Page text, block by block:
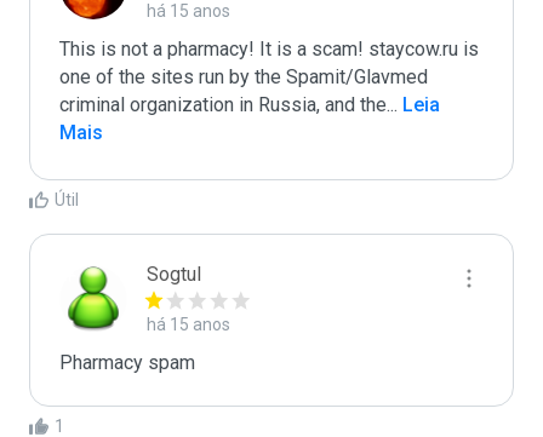
há 15 anos
This is not a pharmacy! It is a scam! staycow.ru is
one of the sites run by the Spamit/Glavmed
criminal organization in Russia, and the... Leia
Mais
Útil
Sogtul
há 15 anos
Pharmacy spam
1